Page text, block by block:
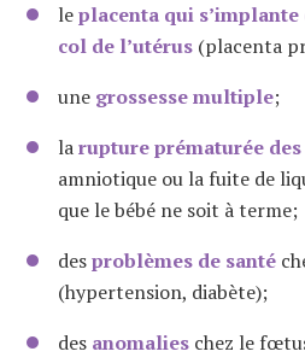
leplacenta qui
col de l’utérus (placenta
une grossesse multiple;
larupture prématurée
amniotique ou la fuite de
que le bébé ne soit à terme;
desproblèmes de santé
(hypertension, diabète);
des anomalies chez le